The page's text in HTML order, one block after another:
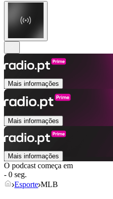
Mais informações
Mais informações
Mais informações
O podcast começa em
- 0 seg.
Esporte MLB